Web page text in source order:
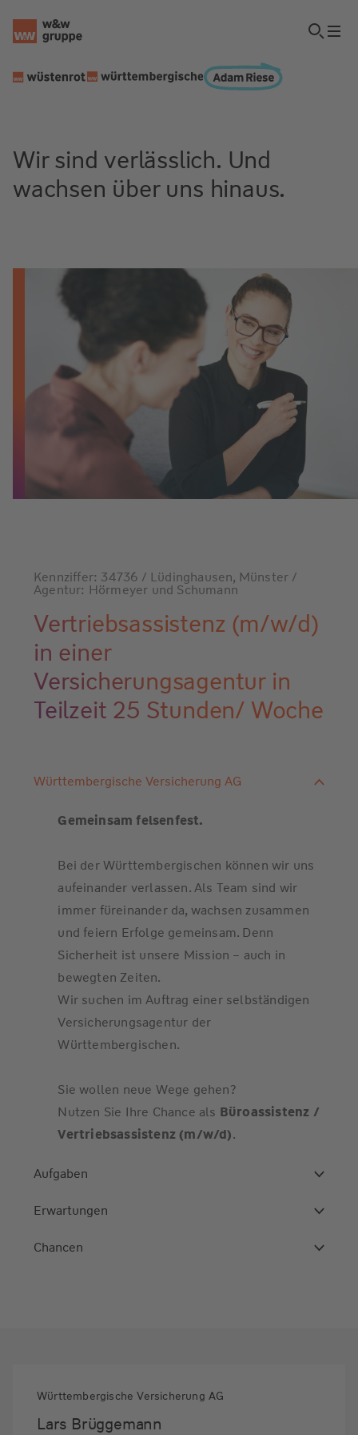
Wir sind verlässlich. Und
wachsen über uns hinaus.
Kennziffer: 34736 / Lüdinghausen, Münster /
Agentur: Hörmeyer und Schumann
Vertriebsassistenz (m/w/d)
in einer
Versicherungsagentur in
Teilzeit 25 Stunden/ Woche
Württembergische Versicherung AG
Gemeinsam felsenfest.
Bei der Württembergischen können wir uns
aufeinander verlassen. Als Team sind wir
immer füreinander da, wachsen zusammen
und feiern Erfolge gemeinsam. Denn
Sicherheit ist unsere Mission – auch in
bewegten Zeiten.
Wir suchen im Auftrag einer selbständigen
Versicherungsagentur der
Württembergischen.
Sie wollen neue Wege gehen?
Nutzen Sie Ihre Chance als Büroassistenz /
Vertriebsassistenz (m/w/d).
Aufgaben
Erwartungen
Chancen
Württembergische Versicherung AG
Lars Brüggemann